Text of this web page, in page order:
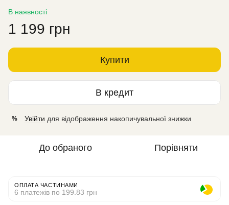
В наявності
1 199 грн
Купити
В кредит
% Увійти для відображення накопичувальної знижки
До обраного Порівняти
ОПЛАТА ЧАСТИНАМИ
6 платежів по 199.83 грн